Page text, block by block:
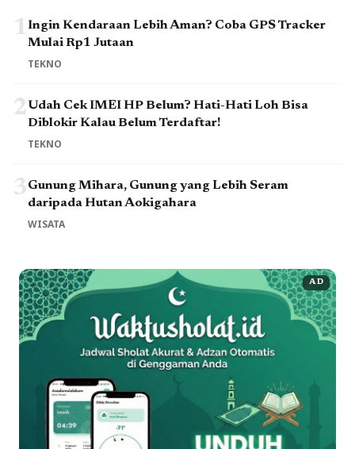
1Ingin Kendaraan Lebih Aman? Coba GPS Tracker
Mulai Rp1 Jutaan
TEKNO
2Udah Cek IMEI HP Belum? Hati-Hati Loh Bisa
Diblokir Kalau Belum Terdaftar!
TEKNO
3Gunung Mihara, Gunung yang Lebih Seram
daripada Hutan Aokigahara
WISATA
AD